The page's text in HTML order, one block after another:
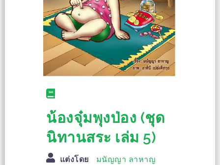
น้องจุ๋มพุงป่อง (ชุด
นิทานสระ เล่ม 5)
แต่งโดย
มนัญญา ลาหาญ